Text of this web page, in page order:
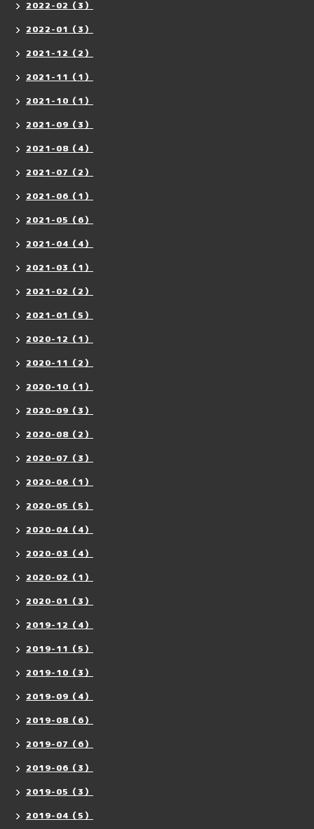
2022-02（3）
2022-01（3）
2021-12（2）
2021-11（1）
2021-10（1）
2021-09（3）
2021-08（4）
2021-07（2）
2021-06（1）
2021-05（6）
2021-04（4）
2021-03（1）
2021-02（2）
2021-01（5）
2020-12（1）
2020-11（2）
2020-10（1）
2020-09（3）
2020-08（2）
2020-07（3）
2020-06（1）
2020-05（5）
2020-04（4）
2020-03（4）
2020-02（1）
2020-01（3）
2019-12（4）
2019-11（5）
2019-10（3）
2019-09（4）
2019-08（6）
2019-07（6）
2019-06（3）
2019-05（3）
2019-04（5）